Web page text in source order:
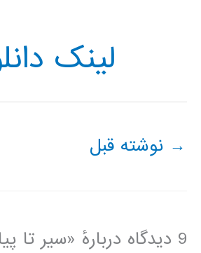
لینک
→ نوشته قبل
9 دیدگاه دربارهٔ «سیر تا